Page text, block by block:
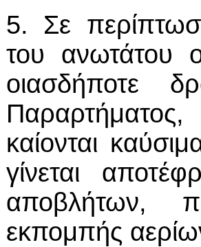
5. Σε
του ανωτάτου
οιασδήποτε
Παραρτήματος,
καίονται
γίνεται
αποβλήτων,
εκπομπής